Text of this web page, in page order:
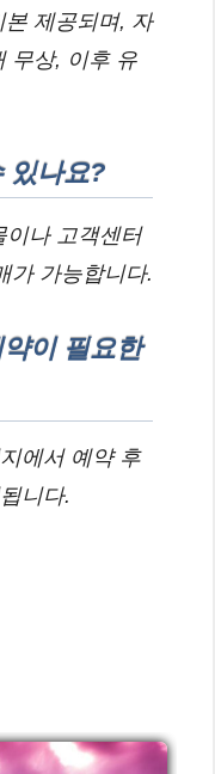
본 제공되며, 자
무상, 이후 유
있나요?
이나 고객센터
가 가능합니다.
이 필요한
에서 예약 후
니다.